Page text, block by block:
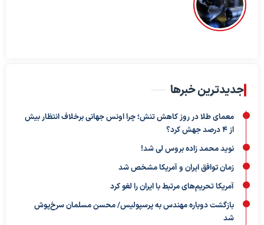
جدیدترین خبرها
معمای طلا در روز کاهش تنش؛ چرا اونس جهانی برخلاف انتظار بیش
از ۴ درصد جهش کرد؟
نوید محمد زاده بروس لی شد!
زمان توافق ایران و آمریکا مشخص شد
آمریکا تحریم‌های مرتبط با ایران را لغو کرد
بازگشت دوباره مهندس به پرسپولیس/ محسن مسلمان سرخ‌پوش
شد